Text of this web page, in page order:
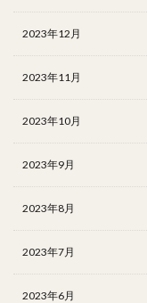
2023年12月
2023年11月
2023年10月
2023年9月
2023年8月
2023年7月
2023年6月